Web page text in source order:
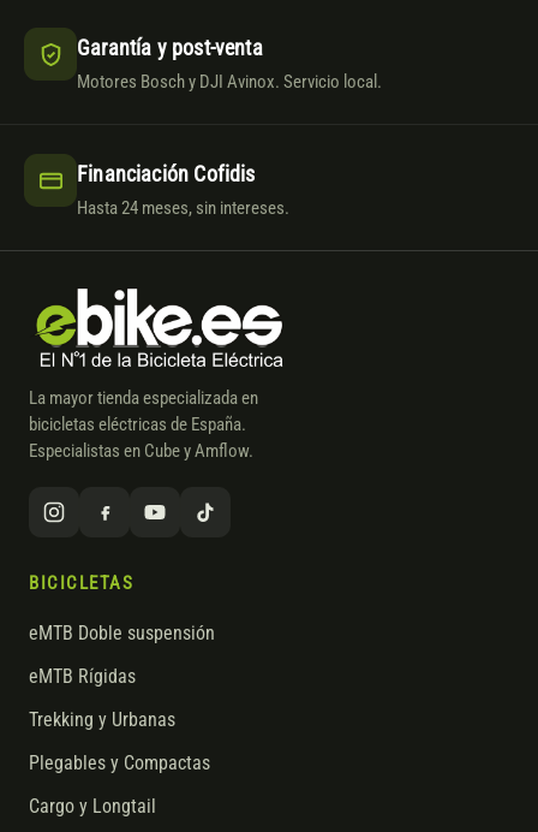
Garantía y post-venta
Motores Bosch y DJI Avinox. Servicio local.
Financiación Cofidis
Hasta 24 meses, sin intereses.
La mayor tienda especializada en
bicicletas eléctricas de España.
Especialistas en Cube y Amflow.
BICICLETAS
eMTB Doble suspensión
eMTB Rígidas
Trekking y Urbanas
Plegables y Compactas
Cargo y Longtail